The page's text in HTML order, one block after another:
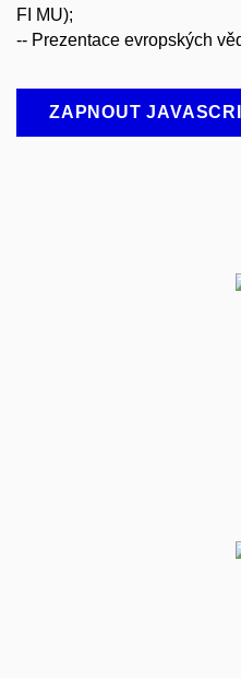
FI MU);
-- Prezentace evropských
ZAPNOUT